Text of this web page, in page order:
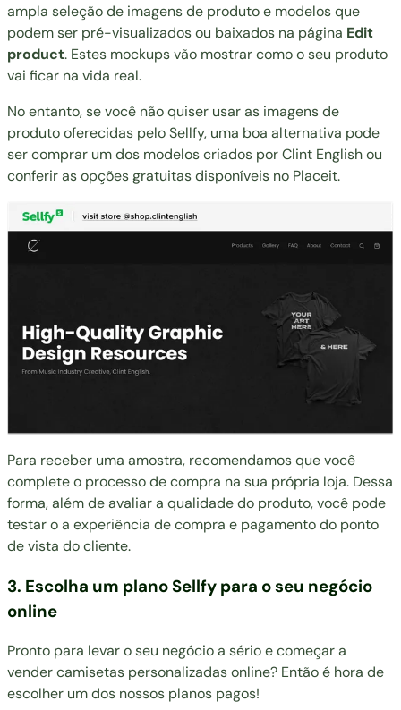
ampla seleção de imagens de produto e modelos que
podem ser pré-visualizados ou baixados na página Edit
product. Estes mockups vão mostrar como o seu produto
vai ficar na vida real.
No entanto, se você não quiser usar as imagens de
produto oferecidas pelo Sellfy, uma boa alternativa pode
ser comprar um dos modelos criados porClint Englishou
conferir as opções gratuitas disponíveis no Placeit.
Para receber uma amostra, recomendamos que você
complete o processo de compra na sua própria loja. Dessa
forma, além de avaliar a qualidade do produto, você pode
testar o a experiência de compra e pagamento do ponto
de vista do cliente.
3. Escolha um plano Sellfy para o seu negócio
online
Pronto para levar o seu negócio a sério e começar a
vender camisetas personalizadas online? Então é hora de
escolher um dos nossos planos pagos!